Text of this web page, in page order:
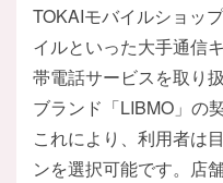
TOKAIモバイルショッ
イルといった大手通信
帯電話サービスを取り
ブランド「LIBMO」の
これにより、利用者は
ンを選択可能です。店